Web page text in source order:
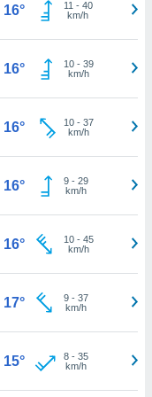
16° 11 - 40
km/h
16° 10- 39
km/h
16° 10- 37
km/h
16° 9- 29
km/h
16° 10- 45
km/h
17° 9- 37
km/h
15° 8- 35
km/h